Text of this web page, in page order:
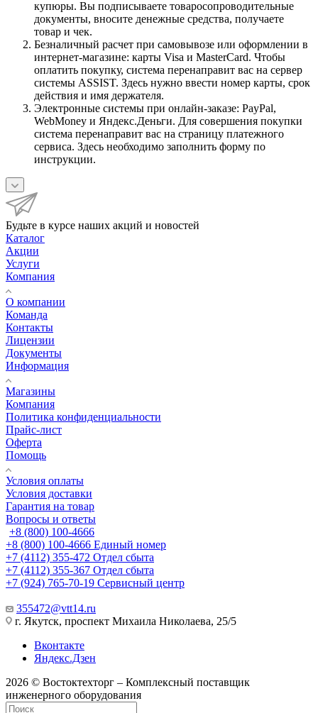
купюры. Вы подписываете товаросопроводительные
документы, вносите денежные средства, получаете
товар и чек.
Безналичный расчет при самовывозе или оформлении в
интернет-магазине: карты Visa и MasterCard. Чтобы
оплатить покупку, система перенаправит вас на сервер
системы ASSIST. Здесь нужно ввести номер карты, срок
действия и имя держателя.
Электронные системы при онлайн-заказе: PayPal,
WebMoney и Яндекс.Деньги. Для совершения покупки
система перенаправит вас на страницу платежного
сервиса. Здесь необходимо заполнить форму по
инструкции.
Будьте в курсе наших акций и новостей
Каталог
Акции
Услуги
Компания
О компании
Команда
Контакты
Лицензии
Документы
Информация
Магазины
Компания
Политика конфиденциальности
Прайс-лист
Оферта
Помощь
Условия оплаты
Условия доставки
Гарантия на товар
Вопросы и ответы
+8 (800) 100-4666
+8 (800) 100-4666 Единый номер
+7 (4112) 355-472 Отдел сбыта
+7 (4112) 355-367 Отдел сбыта
+7 (924) 765-70-19 Сервисный центр
355472@vtt14.ru
г. Якутск, проспект Михаила Николаева, 25/5
Вконтакте
Яндекс.Дзен
2026 © Востоктехторг – Комплексный поставщик
инженерного оборудования